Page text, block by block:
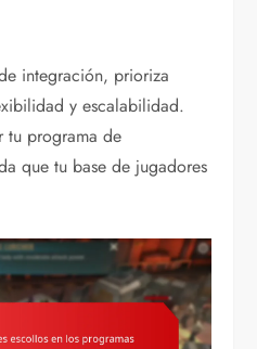
integración, prioriza
y escalabilidad.
tu programa de
que tu base de jugadores